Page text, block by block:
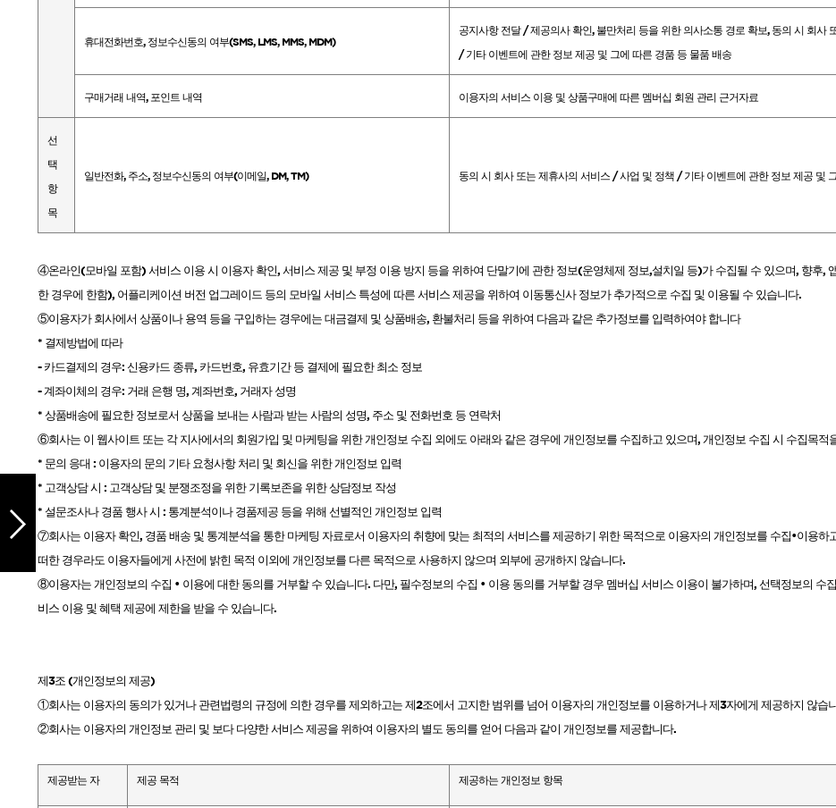
강원 경기 경남 경북 광주 대구 대전 부산 서울 울산 인천 전남 전
휴대전화번호, 정보수신동의 여부(SMS, LMS, MMS, MDM)
공지사항 전달/제공의사 확인, 불만처리 등을 위한 의사소통 경로 확보, 동의 시 회사
/기타 이벤트에 관한 정보 제공 및 그에 따른 경품 등 물품 배송
구매거래 내역, 포인트 내역 이용자의 서비스 이용 및 상품구매에 따른 멤버십 회원 관리 근거자료
선
택
항
목
일반전화, 주소, 정보수신동의 여부(이메일, DM, TM) 동의 시 회사 또는 제휴사의 서비스 /사업 및 정책 /기타 이벤트에 관한 정보 제공 및
④온라인(모바일 포함)서비스 이용 시 이용자 확인,서비스 제공 및 부정 이용 방지 등을 위하여 단말기에 관한 정보(운영체제 정보,설치일 등)가 수집될 수 있으며, 향후,
한 경우에 한함), 어플리케이션 버전 업그레이드 등의 모바일 서비스 특성에 따른 서비스 제공을 위하여 이동통신사 정보가 추가적으로 수집 및 이용될 수 있습니다.
⑤이용자가 회사에서 상품이나 용역 등을 구입하는 경우에는 대금결제 및 상품배송, 환불처리 등을 위하여 다음과 같은 추가정보를 입력하여야 합니다
* 결제방법에 따라
-카드결제의 경우:신용카드 종류, 카드번호, 유효기간 등 결제에 필요한 최소 정보
-계좌이체의 경우: 거래 은행 명, 계좌번호, 거래자 성명
*상품배송에 필요한 정보로서 상품을 보내는 사람과 받는 사람의 성명, 주소 및 전화번호 등 연락처
⑥회사는 이 웹사이트 또는 각 지사에서의 회원가입 및 마케팅을 위한 개인정보 수집 외에도 아래와 같은 경우에 개인정보를 수집하고 있으며, 개인정보 수집 시 수집목적
* 문의 응대 : 이용자의 문의 기타 요청사항 처리 및 회신을 위한 개인정보 입력
* 고객상담 시 : 고객상담 및 분쟁조정을 위한 기록보존을 위한 상담정보 작성
*설문조사나 경품 행사 시 : 통계분석이나 경품제공 등을 위해 선별적인 개인정보 입력
⑦회사는 이용자 확인, 경품 배송 및 통계분석을 통한 마케팅 자료로서 이용자의 취향에 맞는 최적의 서비스를 제공하기 위한 목적으로 이용자의 개인정보를 수집•이용하
떠한 경우라도 이용자들에게 사전에 밝힌 목적 이외에 개인정보를 다른 목적으로 사용하지 않으며 외부에 공개하지 않습니다.
⑧이용자는 개인정보의 수집 • 이용에 대한 동의를 거부할 수 있습니다. 다만, 필수정보의 수집 • 이용 동의를 거부할 경우 멤버십 서비스 이용이 불가하며,선택정보의 수
비스 이용 및 혜택 제공에 제한을 받을 수 있습니다.
제3조(개인정보의 제공)
①회사는 이용자의 동의가 있거나 관련법령의 규정에 의한 경우를 제외하고는 제2조에서 고지한 범위를 넘어 이용자의 개인정보를 이용하거나 제3자에게 제공하지 않습
②회사는 이용자의 개인정보 관리 및 보다 다양한 서비스 제공을 위하여 이용자의 별도 동의를 얻어 다음과 같이 개인정보를 제공합니다.
제공받는 자 제공 목적 제공하는 개인정보 항목